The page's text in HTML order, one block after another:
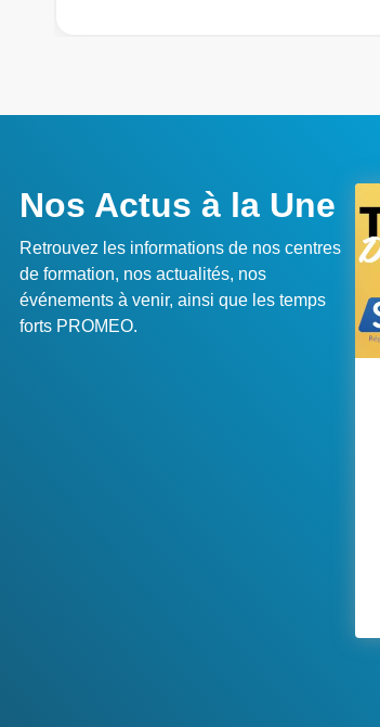
Nos Actus à la Une
Retrouvez les informations de nos centres
de formation, nos actualités, nos
événements à venir, ainsi que les temps
forts PROMEO.